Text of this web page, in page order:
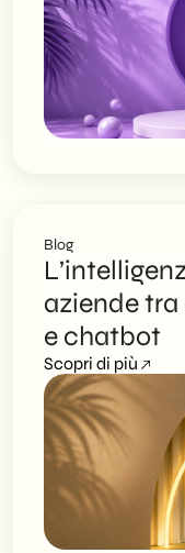
Blog
aziende
e chatbot
Scopri di più